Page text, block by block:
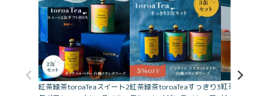
紅茶緑茶toroaTeaスイート2紅茶緑茶toroaTeaすっきり3紅茶toroaTea